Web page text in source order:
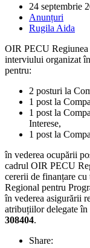
24 septembrie
Anunțuri
Rugila Aida
OIR PECU Regiunea
interviului organizat
pentru:
2 posturi la
1 post la
1 post la
Interese,
1 post la
în vederea ocupării
cadrul OIR PECU
cererii de finanțare
Regional pentru
în vederea asigurării
atribuțiilor delegate
308404.
Share: